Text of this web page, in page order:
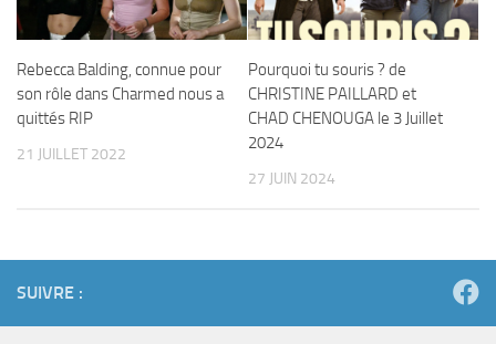
Rebecca Balding, connue pour
son rôle dans Charmed nous a
quittés RIP
21 JUILLET 2022
Pourquoi tu souris ? de
CHRISTINE PAILLARD et
CHAD CHENOUGA le 3 Juillet
2024
27 JUIN 2024
SUIVRE :